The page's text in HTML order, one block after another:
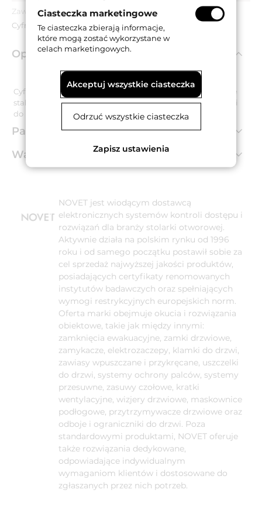
Zawartość opakowania:
Cyfra, wkręty montażowe.
Opis produktu
Cyfra "3" o wysokości 155 mm i grubości 2 mm wykonana ze
stali nierdzewnej. Dostarczana w zestawie wraz z wkrętami
do montażu naściennego.
Parametry techniczne
Warianty produktu
NOVET jest wiodącym dostawcą
elektronicznych systemów kontroli dostępu i
rozwiązań dla branży stolarki otworowej.
Aktywnie działa na polskim rynku od 1996
roku i od samego początku postawił sobie za
cel sprzedaż najwyższej jakości produktów,
posiadających certyfikaty renomowanych
instytutów badawczych oraz spełniających
wymogi restrykcyjnych europejskich norm.
Oferta marki obejmuje okucia i rozwiązania
obiektowe, takie jak między innymi:
zamknięcia ewakuacyjne, zamki drzwiowe,
zamykacze, elektrozaczepy, klamki do drzwi,
zawiasy wpuszczane i przykręcane, uszczelki
do drzwi, systemy ochrony palców, systemy
przesuwne, zasuwy czołowe, kratki
wentylacyjne, wizjery drzwiowe, maskownice
podłogowe, przytrzymywacze drzwiowe oraz
odboje i ograniczniki do drzwi. Poza
standardowymi produktami, NOVET oferuje
także rozwiązania dedykowane,
odpowiadające indywidualnym
wymaganiom klientów i dostosowane do
zgłaszanych przez nich potrzeb.
Ciasteczka marketingowe
Te ciasteczka zbierają informacje,
które mogą zostać wykorzystane w
celach marketingowych.
Akceptuj wszystkie ciasteczka
Odrzuć wszystkie ciasteczka
Zapisz ustawienia